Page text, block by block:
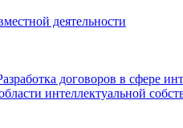
деятельности
договоров в сфере
интеллектуальной